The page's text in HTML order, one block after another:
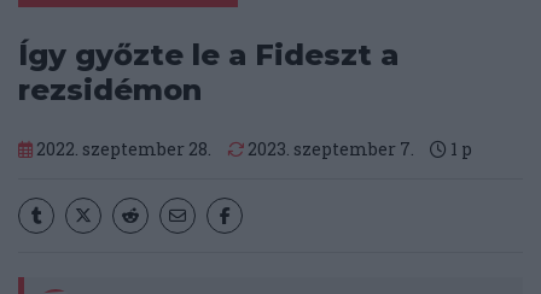
Így győzte le a Fideszt a
rezsidémon
2022. szeptember 28. 2023. szeptember 7. 1 p